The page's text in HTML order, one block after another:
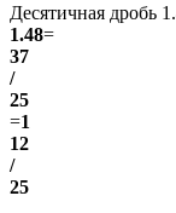
Десятичная дробь
1.48=
37
/
25
=1
12
/
25